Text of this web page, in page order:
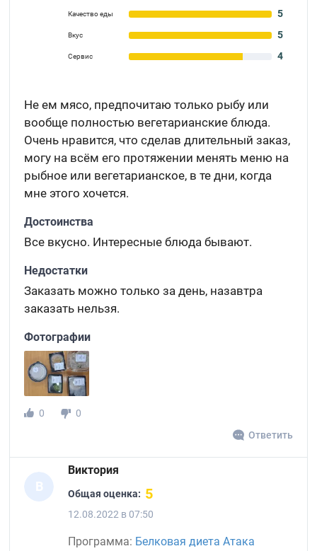
Качество еды 5
Вкус 5
Сервис 4
Не ем мясо, предпочитаю только рыбу или
вообще полностью вегетарианские блюда.
Очень нравится, что сделав длительный заказ,
могу на всём его протяжении менять меню на
рыбное или вегетарианское, в те дни, когда
мне этого хочется.
Достоинства
Все вкусно. Интересные блюда бывают.
Недостатки
Заказать можно только за день, назавтра
заказать нельзя.
Фотографии
0
0
Ответить
В
Виктория
Общая оценка: 5
12.08.2022 в 07:50
Программа: Белковая диета Атака